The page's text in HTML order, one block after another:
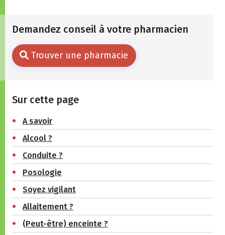
Demandez conseil à votre pharmacien
Trouver une pharmacie
Sur cette page
A savoir
Alcool ?
Conduite ?
Posologie
Soyez vigilant
Allaitement ?
(Peut-être) enceinte ?